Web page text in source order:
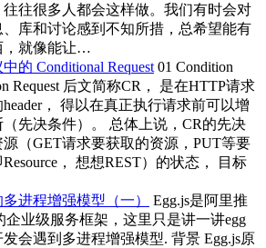
往很多人都会这样做。我们有时会对
库和讨论感到不知所措，总希望能有
，就像能让…
的 Conditional Request 01 Condition
Request 后文简称CR， 是在HTTP请求
， 得以在真正执行请求前可以增
先决条件）。 总体上说，CR的先决
（GET请求要获取的资源，PUT等要
， 想想REST）的状态， 目标
进程增强模型（一）
Egg.js是阿里推
企业级服务框架，这里只是讲一讲egg
会遇到多进程增强模型. 背景 Egg.js原